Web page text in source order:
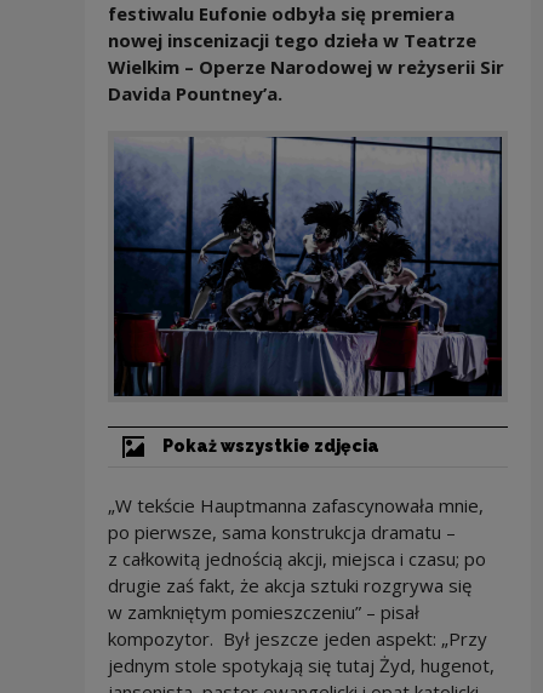
festiwalu Eufonie odbyła się premiera
nowej inscenizacji tego dzieła w Teatrze
Wielkim – Operze Narodowej w reżyserii Sir
Davida Pountney’a.
Pokaż wszystkie zdjęcia
„W tekście Hauptmanna zafascynowała mnie,
po pierwsze, sama konstrukcja dramatu –
z całkowitą jednością akcji, miejsca i czasu; po
drugie zaś fakt, że akcja sztuki rozgrywa się
w zamkniętym pomieszczeniu” – pisał
kompozytor. Był jeszcze jeden aspekt: „Przy
jednym stole spotykają się tutaj Żyd, hugenot,